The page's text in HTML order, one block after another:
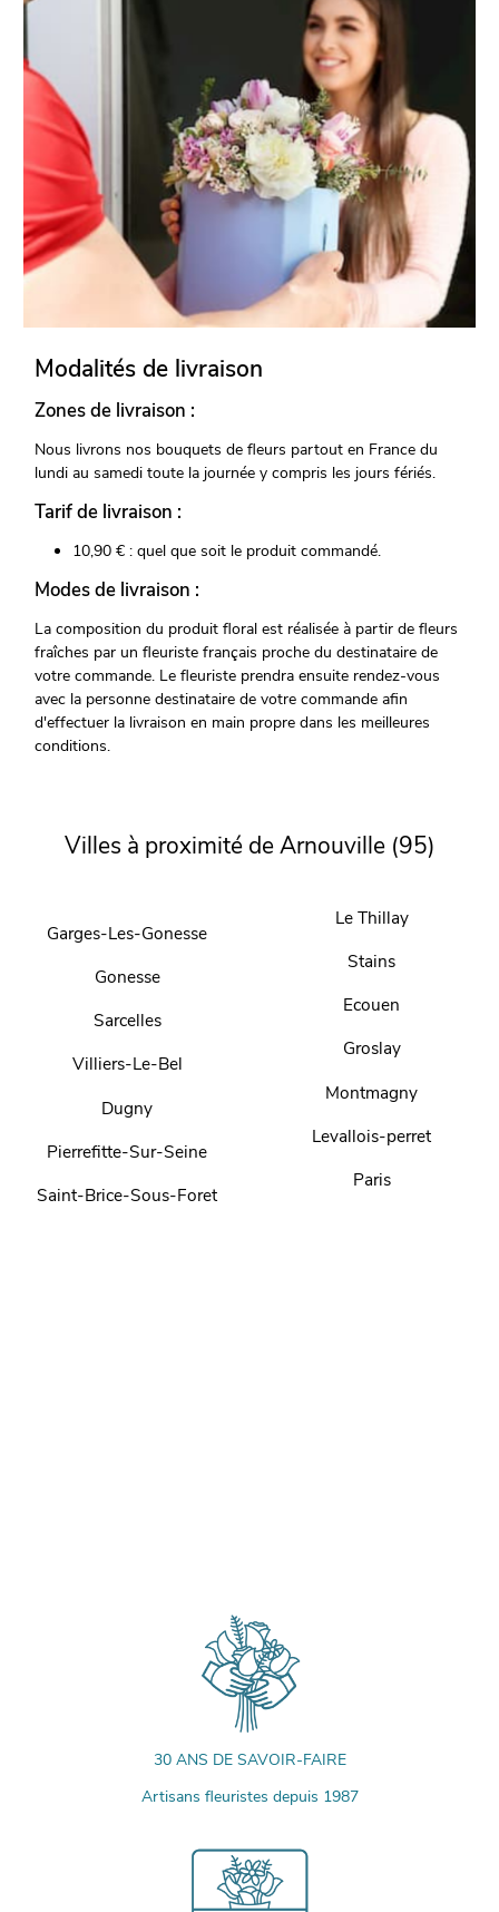
Modalités de livraison
Zones de livraison :
Nous livrons nos bouquets de fleurs partout en France du
lundi au samedi toute la journée y compris les jours fériés.
Tarif de livraison :
10,90 € : quel que soit le produit commandé.
Modes de livraison :
La composition du produit floral est réalisée à partir de fleurs
fraîches par un fleuriste français proche du destinataire de
votre commande. Le fleuriste prendra ensuite rendez-vous
avec la personne destinataire de votre commande afin
d'effectuer la livraison en main propre dans les meilleures
conditions.
Villes à proximité de Arnouville (95)
Garges-Les-Gonesse
Gonesse
Sarcelles
Villiers-Le-Bel
Dugny
Pierrefitte-Sur-Seine
Saint-Brice-Sous-Foret
Le Thillay
Stains
Ecouen
Groslay
Montmagny
Levallois-perret
Paris
30 ANS DE SAVOIR-FAIRE
Artisans fleuristes depuis 1987